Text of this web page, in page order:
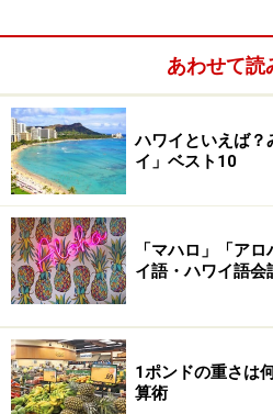
あわせて読
ハワイといえば？
イ」ベスト10
「マハロ」「ア
イ語・ハワイ語会
1ポンドの重さは
算術